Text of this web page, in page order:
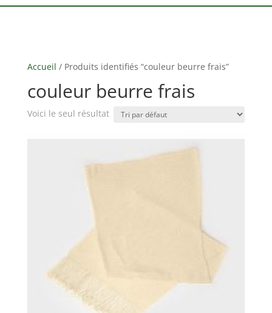
Accueil / Produits identifiés “couleur beurre frais”
couleur beurre frais
Voici le seul résultat